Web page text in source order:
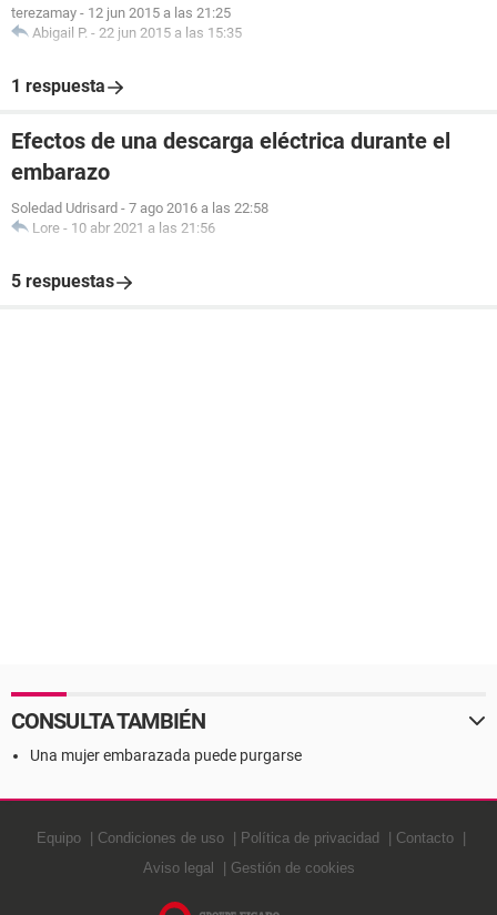
terezamay - 12 jun 2015 a las 21:25
Abigail P. - 22 jun 2015 a las 15:35
1 respuesta
Efectos de una descarga eléctrica durante el
embarazo
Soledad Udrisard - 7 ago 2016 a las 22:58
Lore - 10 abr 2021 a las 21:56
5 respuestas
CONSULTA TAMBIÉN
Una mujer embarazada puede purgarse
Equipo Condiciones de uso Política de privacidad
Contacto
Aviso legal
Gestión de cookies